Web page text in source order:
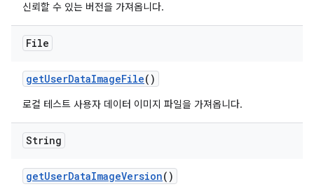
신뢰할 수 있는 버전을 가져옵니다.
File
getUserDataImageFile()
로컬 테스트 사용자 데이터 이미지 파일을 가져옵니다.
String
getUserDataImageVersion()